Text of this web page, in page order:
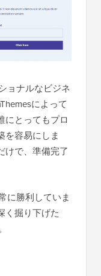
ョナルなビジネ
によって
にとってもプロ
を容易にしま
けで、準備完了
に勝利していま
く掘り下げた